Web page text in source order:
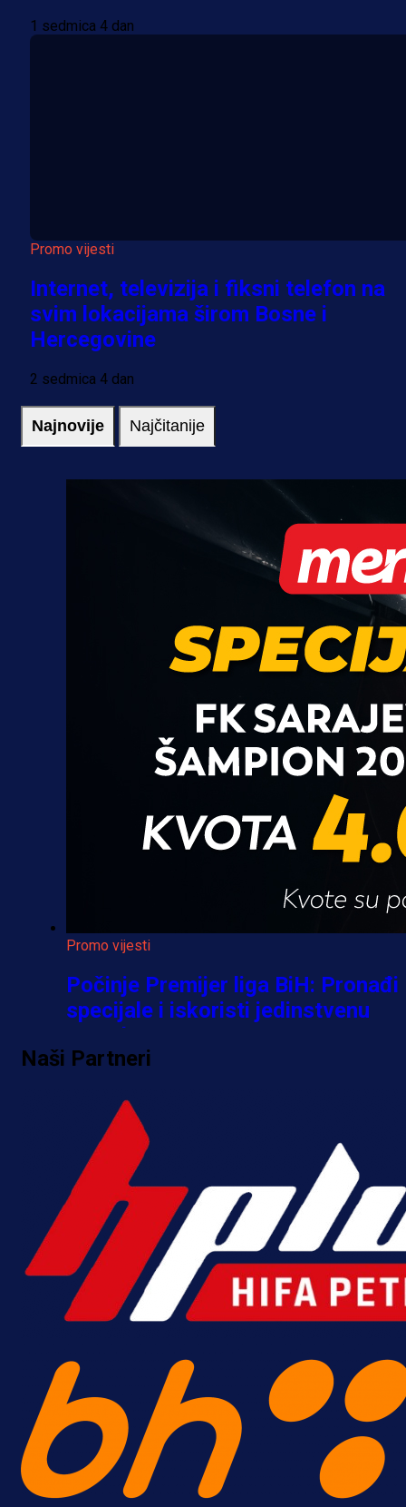
1 sedmica 4 dan
Promo vijesti
Internet, televizija i fiksni telefon na
svim lokacijama širom Bosne i
Hercegovine
2 sedmica 4 dan
Najnovije Najčitanije
Promo vijesti
Počinje Premijer liga BiH: Pronađi
specijale i iskoristi jedinstvenu
ponudu
A Selekcija
Šta je Barbarez htio poručiti?
Njegova objava dolazi u veoma
zanimljivom trenutku!
16 h 3 min
Naši Partneri